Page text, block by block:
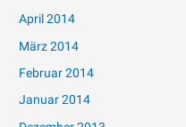
April 2014
März 2014
Februar 2014
Januar 2014